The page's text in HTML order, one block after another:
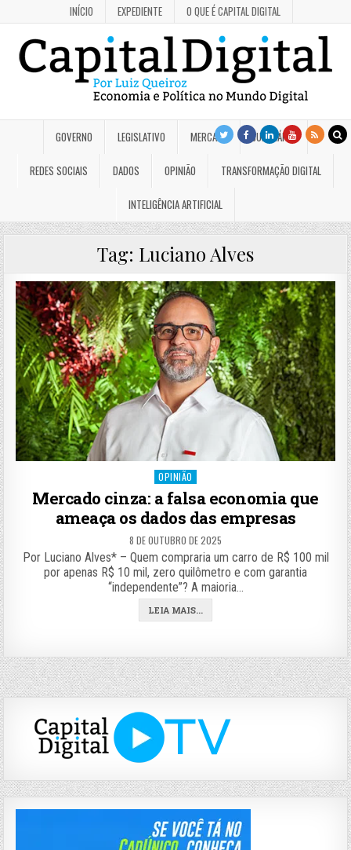
INÍCIO EXPEDIENTE O QUE É CAPITAL DIGITAL
GOVERNO LEGISLATIVO MERCADO JUDICIÁRIO
REDES SOCIAIS DADOS OPINIÃO TRANSFORMAÇÃO DIGITAL
INTELIGÊNCIA ARTIFICIAL
Tag: Luciano Alves
Posted
OPINIÃO
Mercado cinza: a falsa economia que
ameaça os dados das empresas
8 DE OUTUBRO DE 2025
Por Luciano Alves* – Quem compraria um carro de R$ 100 mil
por apenas R$ 10 mil, zero quilômetro e com garantia
“independente”? A maioria…
LEIA MAIS...